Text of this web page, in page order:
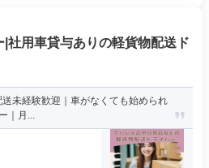
社用車貸与ありの軽貨物配送ド
送未経験歓迎｜車がなくても始められ
｜月...